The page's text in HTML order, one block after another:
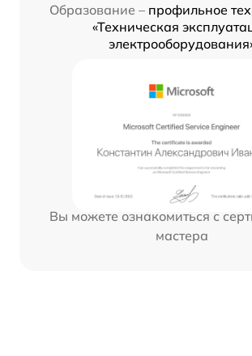
Образование – профильное
«Техническая
Вы можете ознакомиться с
мастера